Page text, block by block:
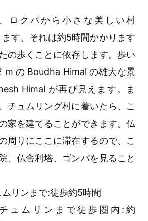
ロクパから小さな美しい村
す、それは約5時間かかります
の歩くことに依存します。歩い
m の Boudha Himal の雄大な景
Himal が再び見えます。ま
チュムリング村に着いたら、こ
家を建てることができます。仏
周りにここに滞在するので、こ
、仏舎利塔、ゴンパを見ること
リンまで:徒歩約5時間
ュムリンまで徒歩圏内:約